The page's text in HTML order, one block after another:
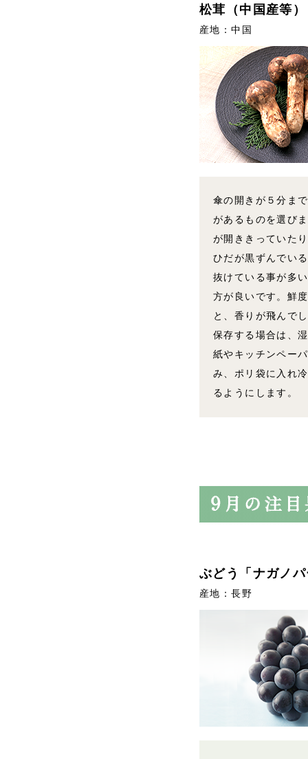
松茸（中国産等）
産地：中国
傘の開きが５分ま
があるものを選び
が開ききっていた
ひだが黒ずんでい
抜けている事が多
方が良いです。鮮
と、香りが飛んで
保存する場合は、
紙やキッチンペー
み、ポリ袋に入れ
るようにします。
ぶどう「ナガノ
産地：長野